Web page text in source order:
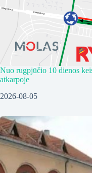
Nuo rugpjūčio 10 dienos
atkarpoje
2026-08-05